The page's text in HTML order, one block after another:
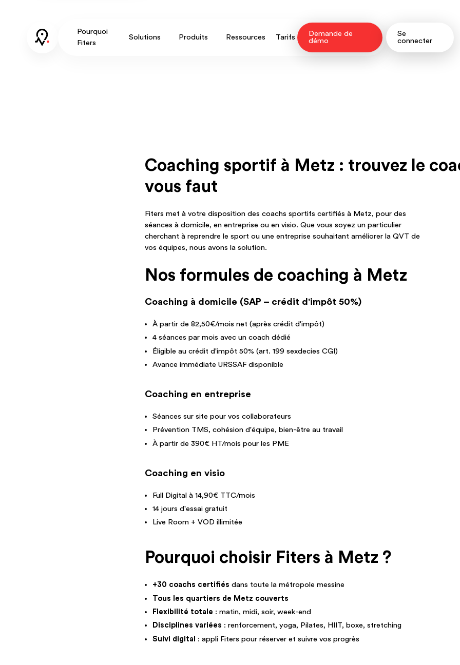
Pourquoi
Fiters
Solutions Produits Ressources Tarifs
Demande de
démo
Se
connecter
Coaching sportif à Metz : trouvez le
vous faut
Fiters met à votre disposition des coachs sportifs certifiés à Metz, pour des
séances à domicile, en entreprise ou en visio. Que vous soyez un particulier
cherchant à reprendre le sport ou une entreprise souhaitant améliorer la QVT de
vos équipes, nous avons la solution.
Nos formules de coaching à Metz
Coaching à domicile (SAP – crédit d'impôt 50%)
À partir de 82,50€/mois net (après crédit d'impôt)
4 séances par mois avec un coach dédié
Éligible au crédit d'impôt 50% (art. 199 sexdecies CGI)
Avance immédiate URSSAF disponible
Coaching en entreprise
Séances sur site pour vos collaborateurs
Prévention TMS, cohésion d'équipe, bien-être au travail
À partir de 390€ HT/mois pour les PME
Coaching en visio
Full Digital à 14,90€ TTC/mois
14 jours d'essai gratuit
Live Room + VOD illimitée
Pourquoi choisir Fiters à Metz ?
+30 coachs certifiés dans toute la métropole messine
Tous les quartiers de Metz couverts
Flexibilité totale : matin, midi, soir, week-end
Disciplines variées : renforcement, yoga, Pilates, HIIT, boxe, stretching
Suivi digital
: appli Fiters pour réserver et suivre vos progrès